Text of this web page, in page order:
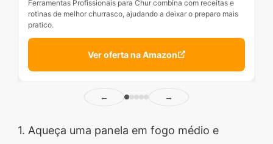
Ferramentas Profissionais para Chur combina com receitas e
rotinas de melhor churrasco, ajudando a deixar o preparo mais
pratico.
Ver oferta na Amazon
← →
1. Aqueça uma panela em fogo médio e